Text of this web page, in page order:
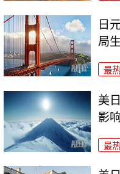
日
局
最热
美
影响
最热